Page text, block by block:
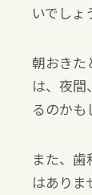
いでしょ
朝おきた
は、夜間
るのかも
また、
はありま